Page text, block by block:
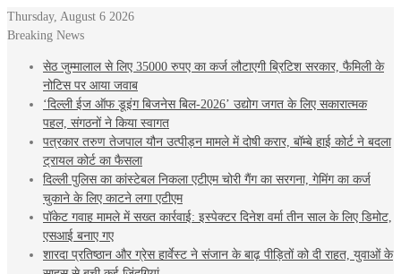
Thursday, August 6 2026
Breaking News
सेठ जुम्मालाल से लिए 35000 रुपए का कर्ज लौटाएगी ब्रिटिश सरकार, फैमिली के
नोटिस पर आया जवाब
‘दिल्ली ईज ऑफ डूइंग बिजनेस बिल-2026’ उद्योग जगत के लिए सकारात्मक
पहल, संगठनों ने किया स्वागत
पत्रकार तरुण तेजपाल यौन उत्पीड़न मामले में दोषी करार, बॉम्बे हाई कोर्ट ने बदला
ट्रायल कोर्ट का फैसला
दिल्ली पुलिस का कांस्टेबल निकला एटीएम चोरी गैंग का सरगना, गेमिंग का कर्ज
चुकाने के लिए काटने लगा एटीएम
पॉकेट गवाह मामले में सख्त कार्रवाई: इस्पेक्टर दिनेश वर्मा तीन साल के लिए डिमोट,
एसआई बनाए गए
शारदा प्रतिष्ठान और ग्रेस हार्वेस्ट ने संजान के बाढ़ पीड़ितों को दी राहत, युवाओं के